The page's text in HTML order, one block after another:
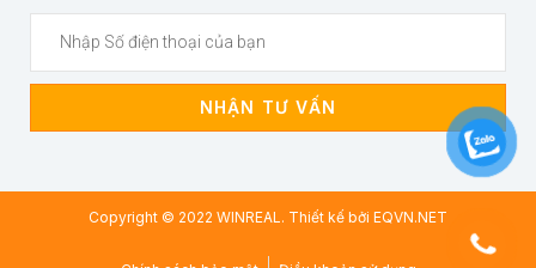
NHẬN TƯ VẤN
Copyright © 2022 WINREAL. Thiết kế bởi EQVN.NET